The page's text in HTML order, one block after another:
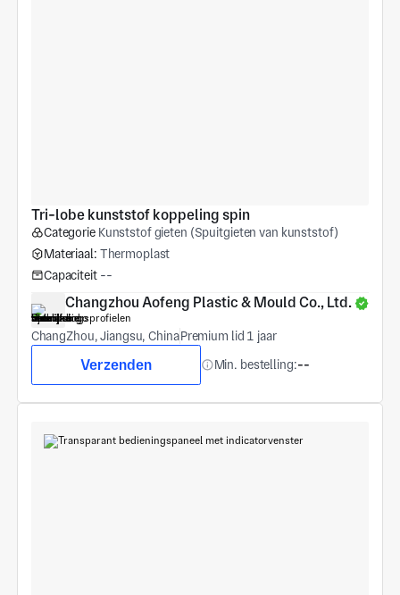
Tri-lobe kunststof koppeling spin
Categorie Kunststof gieten (Spuitgieten van kunststof)
Materiaal: Thermoplast
Capaciteit --
Changzhou Aofeng Plastic & Mould Co., Ltd.
ChangZhou, Jiangsu, ChinaPremium lid 1 jaar
Verzenden Min. bestelling:--